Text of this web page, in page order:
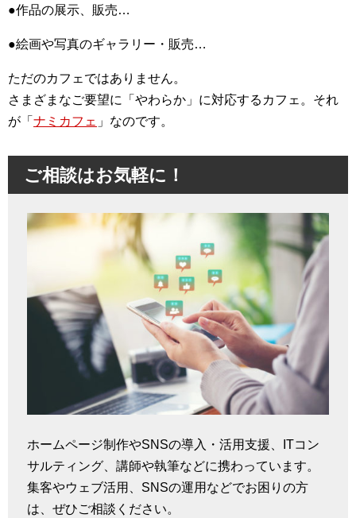
●作品の展示、販売…
●絵画や写真のギャラリー・販売…
ただのカフェではありません。
さまざまなご要望に「やわらか」に対応するカフェ。それ
が「 ナミカフェ 」なのです。
ご相談はお気軽に！
ホームページ制作やSNSの導入・活用支援、ITコン
サルティング、講師や執筆などに携わっています。
集客やウェブ活用、SNSの運用などでお困りの方
は、ぜひご相談ください。